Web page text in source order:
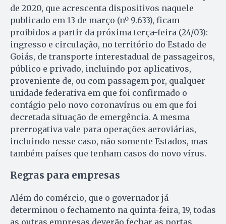
de 2020, que acrescenta dispositivos naquele
publicado em 13 de março (nº 9.633), ficam
proibidos a partir da próxima terça-feira (24/03):
ingresso e circulação, no território do Estado de
Goiás, de transporte interestadual de passageiros,
público e privado, incluindo por aplicativos,
proveniente de, ou com passagem por, qualquer
unidade federativa em que foi confirmado o
contágio pelo novo coronavírus ou em que foi
decretada situação de emergência. A mesma
prerrogativa vale para operações aeroviárias,
incluindo nesse caso, não somente Estados, mas
também países que tenham casos do novo vírus.
Regras para empresas
Além do comércio, que o governador já
determinou o fechamento na quinta-feira, 19, todas